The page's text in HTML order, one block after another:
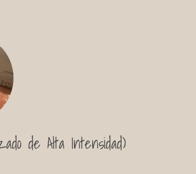
de Alta Intensidad)